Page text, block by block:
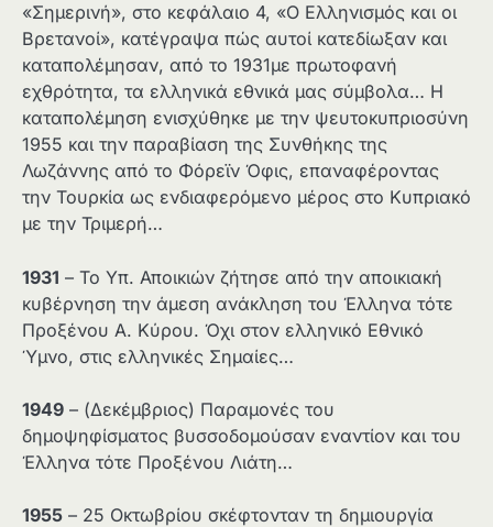
«Σημερινή», στο κεφάλαιο 4, «Ο Ελληνισμός και οι
Βρετανοί», κατέγραψα πώς αυτοί κατεδίωξαν και
καταπολέμησαν, από το 1931με πρωτοφανή
εχθρότητα, τα ελληνικά εθνικά μας σύμβολα… Η
καταπολέμηση ενισχύθηκε με την ψευτοκυπριοσύνη
1955 και την παραβίαση της Συνθήκης της
Λωζάννης από το Φόρεϊν Όφις, επαναφέροντας
την Τουρκία ως ενδιαφερόμενο μέρος στο Κυπριακό
με την Τριμερή…
1931 – Το Υπ. Αποικιών ζήτησε από την αποικιακή
κυβέρνηση την άμεση ανάκληση του Έλληνα τότε
Προξένου Α. Κύρου. Όχι στον ελληνικό Εθνικό
Ύμνο, στις ελληνικές Σημαίες…
1949 – (Δεκέμβριος) Παραμονές του
δημοψηφίσματος βυσσοδομούσαν εναντίον και του
Έλληνα τότε Προξένου Λιάτη…
1955 – 25 Οκτωβρίου σκέφτονταν τη δημιουργία